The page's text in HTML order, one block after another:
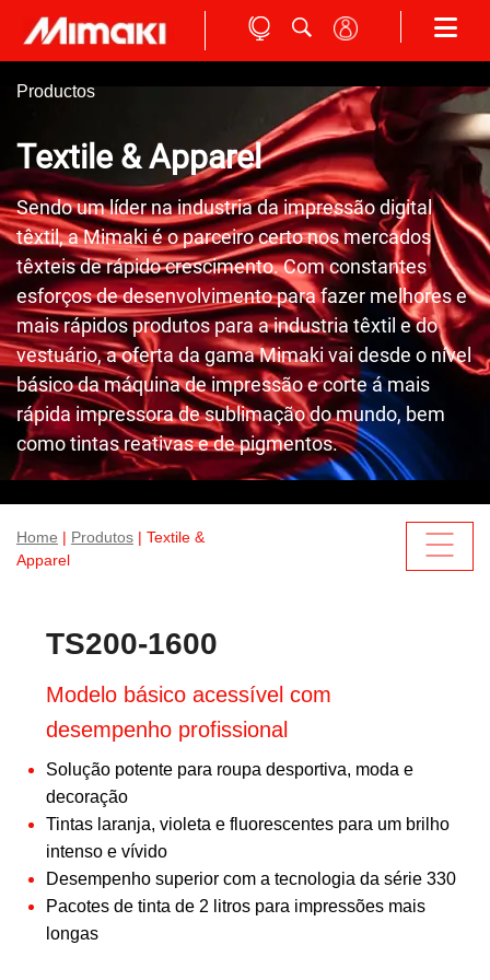
Productos
Textile & Apparel
Sendo um líder na industria da impressão digital
têxtil, a Mimaki é o parceiro certo nos mercados
têxteis de rápido crescimento. Com constantes
esforços de desenvolvimento para fazer melhores e
mais rápidos produtos para a industria têxtil e do
vestuário, a oferta da gama Mimaki vai desde o nível
básico da máquina de impressão e corte á mais
rápida impressora de sublimação do mundo, bem
como tintas reativas e de pigmentos.
Home Produtos | Textile &
Apparel
TS200-1600
Modelo básico acessível com
desempenho profissional
Solução potente para roupa desportiva, moda e
decoração
Tintas laranja, violeta e fluorescentes para um brilho
intenso e vívido
Desempenho superior com a tecnologia da série 330
Pacotes de tinta de 2 litros para impressões mais
longas